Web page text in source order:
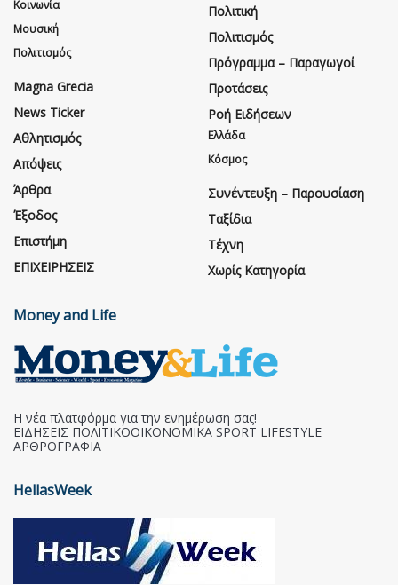
Κοινωνία
Μουσική
Πολιτισμός
Magna Grecia
News Ticker
Αθλητισμός
Απόψεις
Άρθρα
Έξοδος
Επιστήμη
ΕΠΙΧΕΙΡΗΣΕΙΣ
Πολιτική
Πολιτισμός
Πρόγραμμα – Παραγωγοί
Προτάσεις
Ροή Ειδήσεων
Ελλάδα
Κόσμος
Συνέντευξη – Παρουσίαση
Ταξίδια
Τέχνη
Χωρίς Κατηγορία
Money and Life
Η νέα πλατφόρμα για την ενημέρωση σας!
ΕΙΔΗΣΕΙΣ ΠΟΛΙΤΙΚΟΟΙΚΟΝΟΜΙΚΑ SPORT LIFESTYLE
ΑΡΘΡΟΓΡΑΦΙΑ
HellasWeek